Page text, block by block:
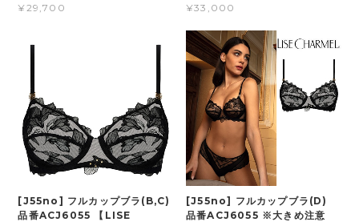
¥29,700
¥33,000
[J55no] フルカップブラ(B,C)
品番ACJ6055 【LISE
[J55no] フルカップブラ(D)
品番ACJ6055 ※大きめ注意